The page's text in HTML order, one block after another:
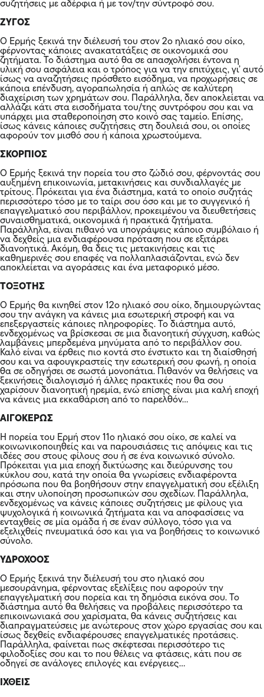
συζητήσεις με αδέρφια ή με τον/την σύντροφό σου.
ΖΥΓΟΣ
Ο Ερμής ξεκινά την διέλευσή του στον 2ο ηλιακό σου οίκο,
φέρνοντας κάποιες ανακατατάξεις σε οικονομικά σου
ζητήματα. Το διάστημα αυτό θα σε απασχολήσει έντονα η
υλική σου ασφάλεια και ο τρόπος για να την επιτύχεις, γι’ αυτό
ίσως να αναζητήσεις πρόσθετο εισόδημα, να προχωρήσεις σε
κάποια επένδυση, αγοραπωλησία ή απλώς σε καλύτερη
διαχείριση των χρημάτων σου. Παράλληλα, δεν αποκλείεται να
αλλάζει κάτι στα εισοδήματα του/της συντρόφου σου και να
υπάρχει μια σταθεροποίηση στο κοινό σας ταμείο. Επίσης,
ίσως κάνεις κάποιες συζητήσεις στη δουλειά σου, οι οποίες
αφορούν τον μισθό σου ή κάποια χρωστούμενα.
ΣΚΟΡΠΙΟΣ
Ο Ερμής ξεκινά την πορεία του στο ζώδιό σου, φέρνοντάς σου
αυξημένη επικοινωνία, μετακινήσεις και συνδιαλλαγές με
τρίτους. Πρόκειται για ένα διάστημα, κατά το οποίο συζητάς
περισσότερο τόσο με το ταίρι σου όσο και με το συγγενικό ή
επαγγελματικό σου περιβάλλον, προκειμένου να διευθετήσεις
συναισθηματικά, οικονομικά ή πρακτικά ζητήματα.
Παράλληλα, είναι πιθανό να υπογράψεις κάποιο συμβόλαιο ή
να δεχθείς μια ενδιαφέρουσα πρόταση που σε εξιτάρει
διανοητικά. Ακόμη, θα δεις τις μετακινήσεις και τις
καθημερινές σου επαφές να πολλαπλασιάζονται, ενώ δεν
αποκλείεται να αγοράσεις και ένα μεταφορικό μέσο.
ΤΟΞΟΤΗΣ
Ο Ερμής θα κινηθεί στον 12ο ηλιακό σου οίκο, δημιουργώντας
σου την ανάγκη να κάνεις μια εσωτερική στροφή και να
επεξεργαστείς κάποιες πληροφορίες. Το διάστημα αυτό,
ενδεχομένως να βρίσκεσαι σε μια διανοητική σύγχυση, καθώς
λαμβάνεις μπερδεμένα μηνύματα από το περιβάλλον σου.
Καλό είναι να έρθεις πιο κοντά στο ένστικτο και τη διαίσθησή
σου και να αφουγκραστείς την εσωτερική σου φωνή, η οποία
θα σε οδηγήσει σε σωστά μονοπάτια. Πιθανόν να θελήσεις να
ξεκινήσεις διαλογισμό ή άλλες πρακτικές που θα σου
χαρίσουν διανοητική ηρεμία, ενώ επίσης είναι μια καλή εποχή
να κάνεις μια εκκαθάριση από το παρελθόν…
ΑΙΓΟΚΕΡΩΣ
Η πορεία του Ερμή στον 11ο ηλιακό σου οίκο, σε καλεί να
κοινωνικοποιηθείς και να παρουσιάσεις τις απόψεις και τις
ιδέες σου στους φίλους σου ή σε ένα κοινωνικό σύνολο.
Πρόκειται για μια εποχή δικτύωσης και διεύρυνσης του
κύκλου σου, κατά την οποία θα γνωρίσεις ενδιαφέροντα
πρόσωπα που θα βοηθήσουν στην επαγγελματική σου εξέλιξη
και στην υλοποίηση προσωπικών σου σχεδίων. Παράλληλα,
ενδεχομένως να κάνεις κάποιες συζητήσεις με φίλους για
ψυχολογικά ή κοινωνικά ζητήματα και να αποφασίσεις να
ενταχθείς σε μία ομάδα ή σε έναν σύλλογο, τόσο για να
εξελιχθείς πνευματικά όσο και για να βοηθήσεις το κοινωνικό
σύνολο.
ΥΔΡΟΧΟΟΣ
Ο Ερμής ξεκινά την διέλευσή του στο ηλιακό σου
μεσουράνημα, φέρνοντας εξελίξεις που αφορούν την
επαγγελματική σου πορεία και τη δημόσια εικόνα σου. Το
διάστημα αυτό θα θελήσεις να προβάλεις περισσότερο τα
επικοινωνιακά σου χαρίσματα, θα κάνεις συζητήσεις και
διαπραγματεύσεις με ανώτερους στον χώρο εργασίας σου και
ίσως δεχθείς ενδιαφέρουσες επαγγελματικές προτάσεις.
Παράλληλα, φαίνεται πως σκέφτεσαι περισσότερο τις
φιλοδοξίες σου και το που θέλεις να φτάσεις, κάτι που σε
οδηγεί σε ανάλογες επιλογές και ενέργειες…
ΙΧΘΕΙΣ